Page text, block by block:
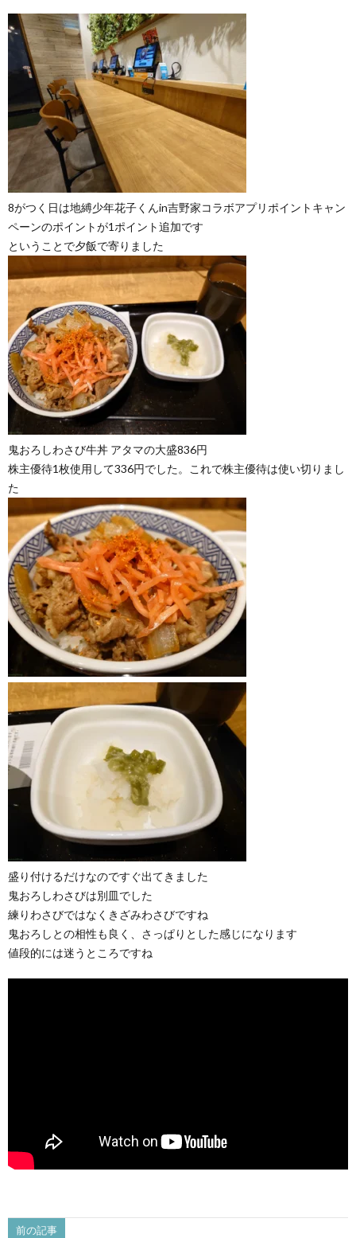
8がつく日は地縛少年花子くんin吉野家コラボアプリポイントキャン
ペーンのポイントが1ポイント追加です
ということで夕飯で寄りました
鬼おろしわさび牛丼 アタマの大盛836円
株主優待1枚使用して336円でした。これで株主優待は使い切りまし
た
盛り付けるだけなのですぐ出てきました
鬼おろしわさびは別皿でした
練りわさびではなくきざみわさびですね
鬼おろしとの相性も良く、さっぱりとした感じになります
値段的には迷うところですね
前の記事